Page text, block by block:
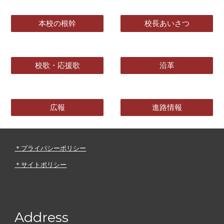
本校の根幹 校長あいさつ
校歌・応援歌 沿革
広報 進路情報
＊プライバシーポリシー
＊サイトポリシー
Address